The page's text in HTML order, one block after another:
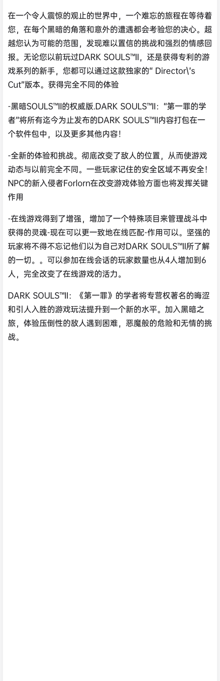
在一个令人震惊的观止的世界中，一个难忘的旅程在等待着
您，在每个黑暗的角落和意外的遭遇都会考验您的决心。超
越您认为可能的范围，发现难以置信的挑战和强烈的情感回
报。无论您以前玩过DARK SOULS™II，还是获得专利的游
戏系列的新手，您都可以通过这款独家的“ Director\’s
Cut”版本。获得完全不同的体验
-黑暗SOULS™II的权威版.DARK SOULS™II：“第一罪的学
者”将所有迄今为止发布的DARK SOULS™II内容打包在一
个软件包中，以及更多其他内容！
-全新的体验和挑战。彻底改变了敌人的位置，从而使游戏
动态与以前完全不同。一些玩家记住的安全区域不再安全！
NPC的新入侵者Forlorn在改变游戏体验方面也将发挥关键
作用
-在线游戏得到了增强，增加了一个特殊项目来管理战斗中
获得的灵魂-现在可以更一致地在线匹配-作用可以。坚强的
玩家将不得不忘记他们以为自己对DARK SOULS™II所了解
的一切。。可以参加在线会话的玩家数量也从4人增加到6
人，完全改变了在线游戏的活力。
DARK SOULS™II：《第一罪》的学者将专营权著名的晦涩
和引人入胜的游戏玩法提升到一个新的水平。加入黑暗之
旅，体验压倒性的敌人遇到困难，恶魔般的危险和无情的挑
战。